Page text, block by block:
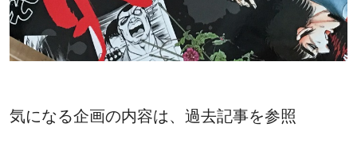
気になる企画の内容は、過去記事を参照